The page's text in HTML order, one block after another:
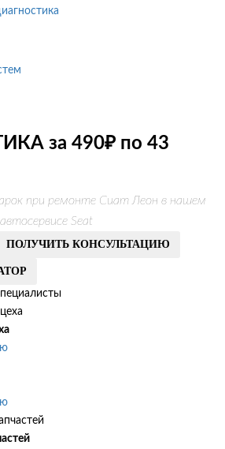
за 490₽ по 43
при ремонте Сиат Леон в нашем
Seat
ПОЛУЧИТЬ КОНСУЛЬТАЦИЮ